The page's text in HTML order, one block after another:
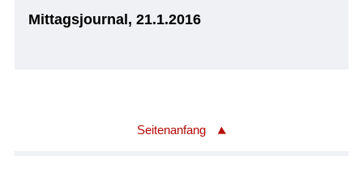
Mittagsjournal, 21.1.2016
Seitenanfang